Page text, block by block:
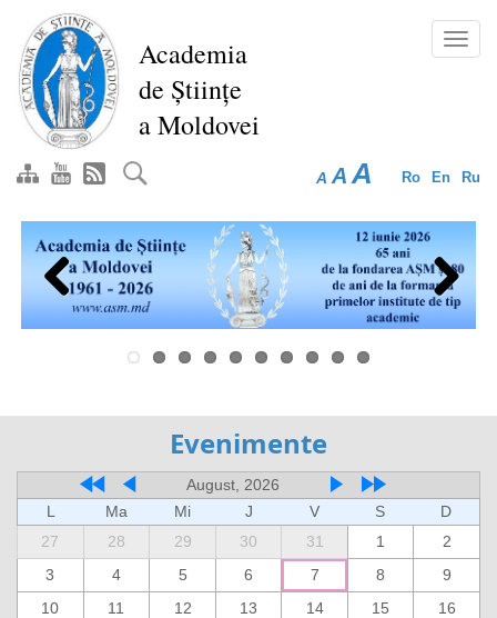
Перейти
основному
содержанию
Academia
de Științe
a Moldovei
Ro En Ru
A A A
Previous Next
Evenimente
August, 2026
L
Ma Mi J V S
D
27
28 29 30 31 1
2
3
4 5 6 7 8
9
10
11 12 13 14 15
16